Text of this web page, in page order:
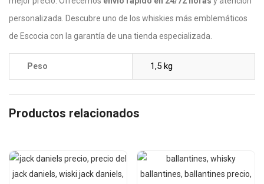
personalizada. Descubre uno de los whiskies más emblemáticos
de Escocia con la garantía de una tienda especializada.
Peso 1,5 kg
Productos relacionados